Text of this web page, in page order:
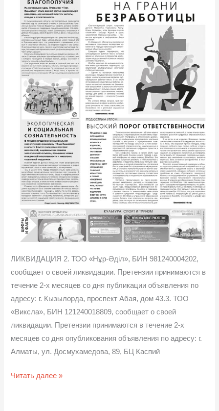
ЛИКВИДАЦИЯ 2. ТОО «Нұр-Әділ», БИН 981240004202,
сообщает о своей ликвидации. Претензии принимаются в
течение 2-х месяцев со дня публикации объявления по
адресу: г. Кызылорда, проспект Абая, дом 43.3. ТОО
«Виксла», БИН 121240018809, сообщает о своей
ликвидации. Претензии принимаются в течение 2-х
месяцев со дня опубликования объявления по адресу: г.
Алматы, ул. Досмухамедова, 89, БЦ Каспий
Читать далее »